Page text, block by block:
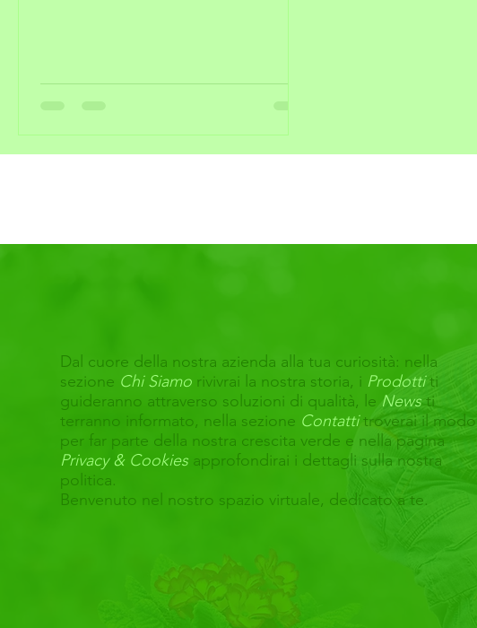
Dal cuore della nostra azienda alla tua curiosità: nella
sezione Chi Siamo rivivrai la nostra storia, i Prodotti ti
guideranno attraverso soluzioni di qualità, le Newsti
terranno informato, nella sezione Contattitroverai il modo
per far parte della nostra crescita verde e nella pagina
Privacy & Cookies approfondirai i dettagli sulla nostra
politica.
Benvenuto nel nostro spazio virtuale, dedicato a te.